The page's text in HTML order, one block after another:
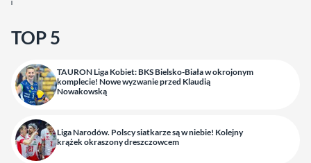
TOP 5
TAURON Liga Kobiet: BKS Bielsko-Biała w okrojonym
komplecie! Nowe wyzwanie przed Klaudią
Nowakowską
Liga Narodów. Polscy siatkarze są w niebie! Kolejny
krążek okraszony dreszczowcem